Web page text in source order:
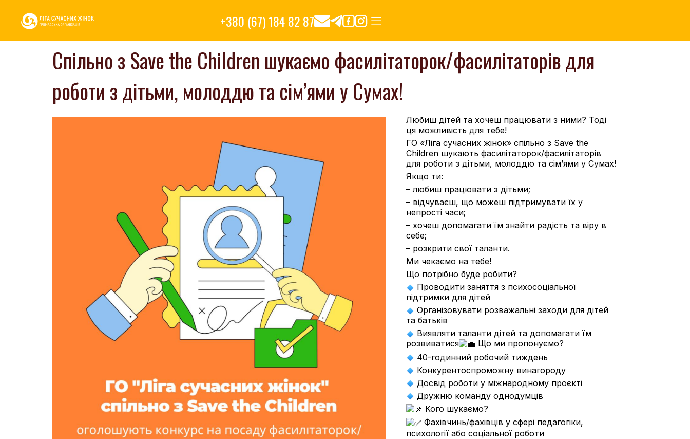
+380 (67) 184 82 87
Cпільно з Save the Children шукаємо фасилітаторок/фасилітаторів для
роботи з дітьми, молоддю та сім’ями у Сумах!
Любиш дітей та хочеш працювати з ними? Тоді
ця можливість для тебе!
ГО «Ліга сучасних жінок» спільно з Save the
Children шукають фасилітаторок/фасилітаторів
для роботи з дітьми, молоддю та сім’ями у Сумах!
Якщо ти:
–любиш працювати з дітьми;
– відчуваєш, що можеш підтримувати їх у
непрості часи;
– хочеш допомагати їм знайти радість та віру в
себе;
– розкрити свої таланти.
Ми чекаємо на тебе!
Що потрібно буде робити?
Проводити заняття з психосоціальної
підтримки для дітей
Організовувати розважальні заходи для дітей
та батьків
Виявляти таланти дітей та допомагати їм
розвиватися
Що ми пропонуємо?
40-годинний робочий тиждень
Конкурентоспроможну винагороду
Досвід роботи у міжнародному проєкті
Дружню команду однодумців
Кого шукаємо?
Фахівчинь/фахівців у сфері педагогіки,
психології або соціальної роботи